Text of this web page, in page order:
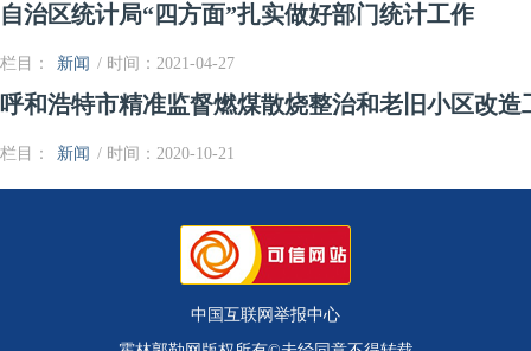
自治区统计局“四方面”扎实做好部门统计工作
栏目： 新闻 / 时间：2021-04-27
呼和浩特市精准监督燃煤散烧整治和老旧小区改造
栏目： 新闻 / 时间：2020-10-21
中国互联网举报中心